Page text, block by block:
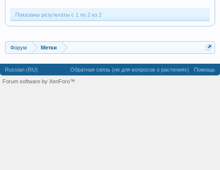
Показаны результаты с 1 по 2 из 2
Форум Метки
Russian (RU) Обратная связь (не для вопросов о растениях)
Помощь
Forum software by XenForo™